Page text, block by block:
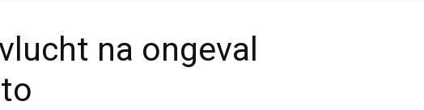
na ongeval